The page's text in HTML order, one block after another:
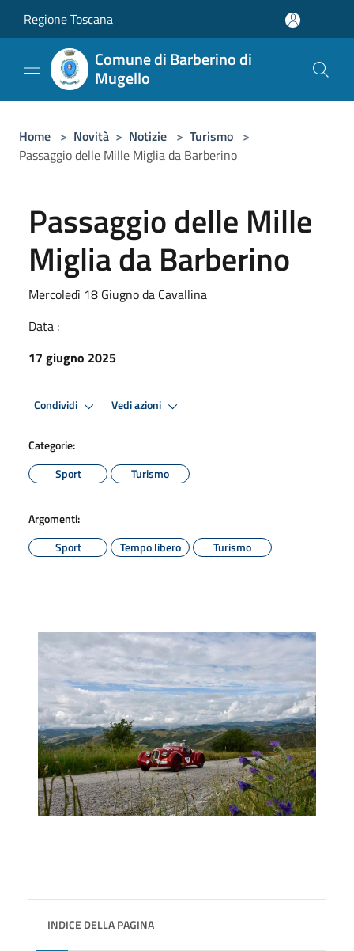
Regione Toscana
Comune di Barberino di
Mugello
Home > Novità > Notizie > Turismo >
Passaggio delle Mille Miglia da Barberino
Passaggio delle Mille
Miglia da Barberino
Mercoledì 18 Giugno da Cavallina
Data :
17 giugno 2025
Condividi Vedi azioni
Categorie:
Sport
Turismo
Argomenti:
Sport
Tempo libero Turismo
INDICE DELLA PAGINA